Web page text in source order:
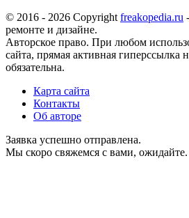
© 2016 - 2026 Copyright freakopedia.ru
ремонте и дизайне.
Авторское право. При любом
сайта, прямая активная гиперссылка
обязательна.
Карта сайта
Контакты
Об авторе
Заявка успешно отправлена.
Мы скоро свяжемся с вами, ожидайте.